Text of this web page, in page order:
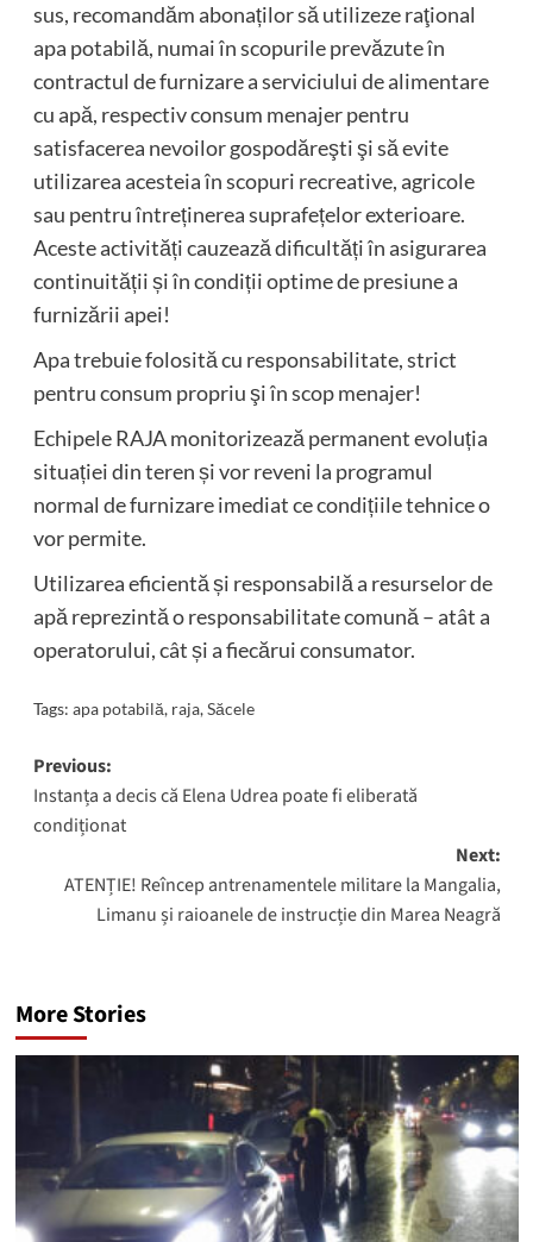
sus, recomandăm abonaților să utilizeze raţional
apa potabilă, numai în scopurile prevăzute în
contractul de furnizare a serviciului de alimentare
cu apă, respectiv consum menajer pentru
satisfacerea nevoilor gospodăreşti şi să evite
utilizarea acesteia în scopuri recreative, agricole
sau pentru întreținerea suprafețelor exterioare.
Aceste activități cauzează dificultăți în asigurarea
continuității și în condiții optime de presiune a
furnizării apei!
Apa trebuie folosită cu responsabilitate, strict
pentru consum propriu şi în scop menajer!
Echipele RAJA monitorizează permanent evoluția
situației din teren și vor reveni la programul
normal de furnizare imediat ce condițiile tehnice o
vor permite.
Utilizarea eficientă și responsabilă a resurselor de
apă reprezintă o responsabilitate comună – atât a
operatorului, cât și a fiecărui consumator.
Tags: apa potabilă, raja,Săcele
Post
navigation
Previous:
Instanța a decis că Elena Udrea poate fi eliberată
condiționat
Next:
ATENȚIE! Reîncep antrenamentele militare la Mangalia,
Limanu și raioanele de instrucție din Marea Neagră
More Stories